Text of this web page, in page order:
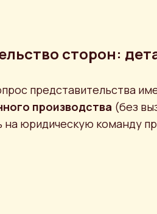
сторон:
представительства
производства (без
на юридическую команду